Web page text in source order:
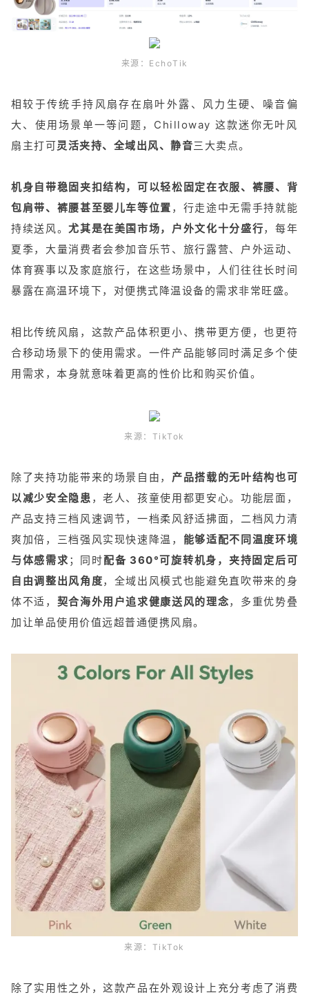
来源：EchoTik
相较于传统手持风扇存在扇叶外露、风力生硬、噪音偏
大、使用场景单一等问题，Chilloway 这款迷你无叶风
扇主打可灵活夹持、全域出风、静音三大卖点。
机身自带稳固夹扣结构，可以轻松固定在衣服、裤腰、背
包肩带、裤腰甚至婴儿车等位置 ，行走途中无需手持就能
持续送风。尤其是在美国市场，户外文化十分盛行，每年
夏季，大量消费者会参加音乐节、旅行露营、户外运动、
体育赛事以及家庭旅行，在这些场景中，人们往往长时间
暴露在高温环境下，对便携式降温设备的需求非常旺盛。
相比传统风扇，这款产品体积更小、携带更方便，也更符
合移动场景下的使用需求。一件产品能够同时满足多个使
用需求，本身就意味着更高的性价比和购买价值。
来源：TikTok
除了夹持功能带来的场景自由， 产品搭载的无叶结构也可
以减少安全隐患 ，老人、孩童使用都更安心。功能层面，
产品支持三档风速调节，一档柔风舒适拂面，二档风力清
爽加倍，三档强风实现快速降温， 能够适配不同温度环境
与体感需求；同时配备 360°可旋转机身，夹持固定后可
自由调整出风角度，全域出风模式也能避免直吹带来的身
体不适， 契合海外用户追求健康送风的理念，多重优势叠
加让单品使用价值远超普通便携风扇。
来源：TikTok
除了实用性之外，这款产品在外观设计上充分考虑了消费